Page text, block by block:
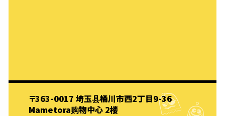
〒363-0017 埼玉县桶川市西2丁目9-36
Mametora购物中心 2楼